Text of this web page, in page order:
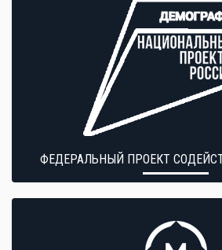
ФЕДЕРАЛЬНЫЙ ПРОЕКТ